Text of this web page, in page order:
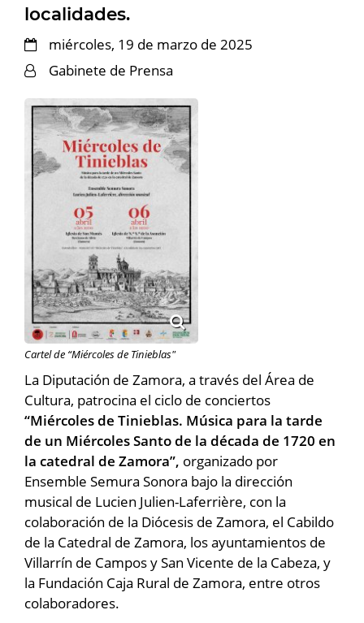
localidades.
miércoles, 19 de marzo de 2025
Gabinete de Prensa
Cartel de “Miércoles de Tinieblas"
La Diputación de Zamora, a través del Área de
Cultura, patrocina el ciclo de conciertos
“Miércoles de Tinieblas. Música para la tarde
de un Miércoles Santo de la década de 1720 en
la catedral de Zamora”, organizado por
Ensemble Semura Sonora bajo la dirección
musical de Lucien Julien-Laferrière, con la
colaboración de la Diócesis de Zamora, el Cabildo
de la Catedral de Zamora, los ayuntamientos de
Villarrín de Campos y San Vicente de la Cabeza, y
la Fundación Caja Rural de Zamora, entre otros
colaboradores.